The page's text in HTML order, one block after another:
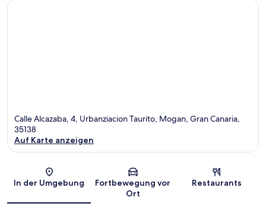
Calle Alcazaba, 4, Urbanziacion Taurito, Mogan, Gran Canaria,
35138
Auf Karte anzeigen
In der Umgebung
Fortbewegung vor
Ort
Restaurants